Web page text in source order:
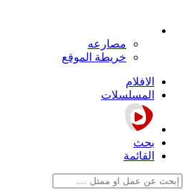
مصارعه
خريطة الموقع
الافلام
المسلسلات
بحث
القائمة